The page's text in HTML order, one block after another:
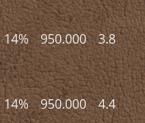
14% 950.000 3.8
14% 950.000 4.4